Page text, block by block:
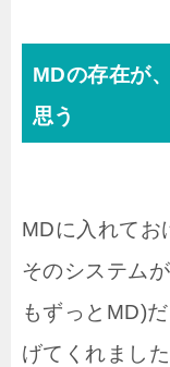
MDの存在が
思う
MDに入れてお
そのシステム
もずっとMD)
げてくれました